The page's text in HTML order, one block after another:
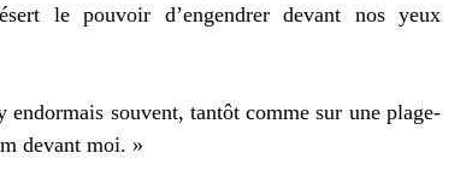
le pouvoir d’engendrer devant nos yeux
endormais souvent, tantôt comme sur une plage-
devant moi. »